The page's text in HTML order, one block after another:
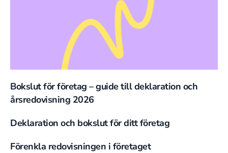
Bokslut för företag – guide till deklaration och
årsredovisning 2026
Deklaration och bokslut för ditt företag
Förenkla redovisningen i företaget